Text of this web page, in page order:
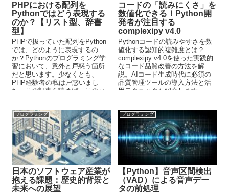
PHPにおける配列を
Pythonではどう表現する
のか？【リスト型、辞書
型】
PHPで扱っていた配列をPython
では、どのように表現するの
か？Pythonのプログラミング学
習において、意外と戸惑う箇所
だと思います。少なくとも、
PHP経験者の私は戸惑いまし
た。この記事を読めば、この戸
るでしょう。
コードの「読みにくさ」を
数値化できる！Python開
発者が注目する
complexipy v4.0
Pythonコードの読みやすさを数
値化する認知的複雑度とは？
complexipy v4.0を使った実践的
なコード品質改善の方法を解
説。AIコード生成時代に必須の
品質管理ツールの導入方法と活
用テクニックを紹介します。
プログラミング
日本のソフトウェア産業が
抱える課題：歴史的背景と
未来への展望
プログラミング
【Python】音声区間検出
（VAD）による音声デー
タの前処理